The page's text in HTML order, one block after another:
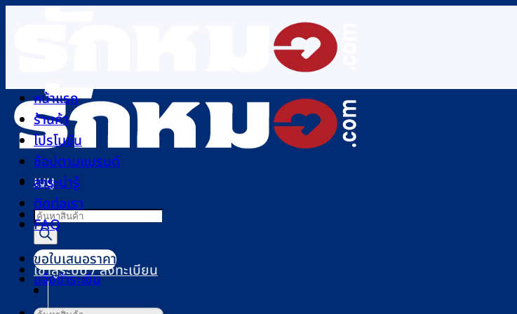
เมนู
Products
search
เข้าสู่ระบบ / ลงทะเบียน
หน้าแรก
ร้านค้า
โปรโมชัน
ช้อปตามแบรนด์
สาระน่ารู้
ติดต่อเรา
FAQ
ขอใบเสนอราคา
แจ้งชำระเงิน